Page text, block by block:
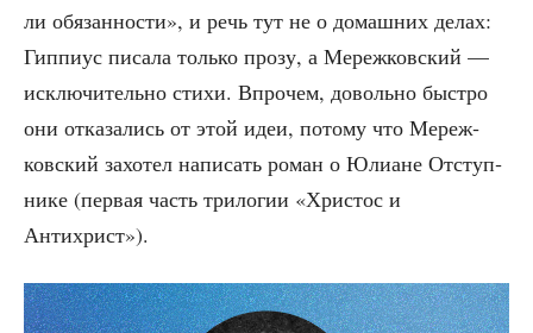
ли обя­зан­но­сти», и речь тут не о домаш­них делах:
Гип­пи­ус писа­ла толь­ко про­зу, а Мереж­ков­ский —
исклю­чи­тель­но сти­хи. Впро­чем, доволь­но быст­ро
они отка­за­лись от этой идеи, пото­му что Мереж­
ков­ский захо­тел напи­сать роман о Юли­ане Отступ­
ни­ке (пер­вая часть три­ло­гии «Хри­стос и
Антихрист»).